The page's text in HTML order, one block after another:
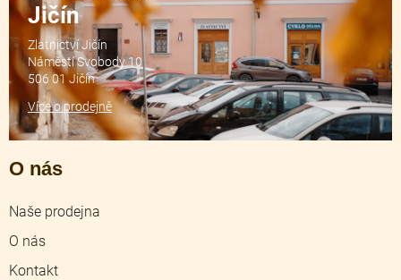
O nás
Naše prodejna
O nás
Kontakt
Jičín
Zlatnictví Jičín
Náměstí Svobody 10
506 01 Jičín
Více o prodejně